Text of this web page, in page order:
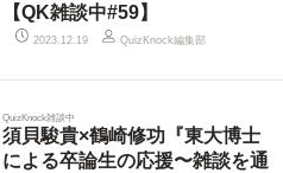
【QK雑談中#59】
2023.12.19 QuizKnock編集部
QuizKnock雑談中
須貝駿貴×鶴崎修功『東大博士
による卒論生の応援〜雑談を通